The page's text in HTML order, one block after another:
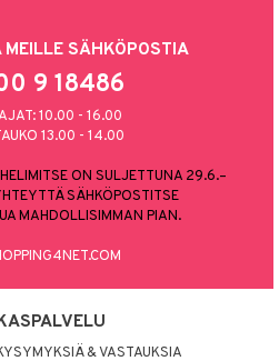
MEILLE SÄHKÖPOSTIA
9 18486
10.00 - 16.00
13.00 - 14.00
ON SULJETTUNA 29.6.–
SÄHKÖPOSTITSE
MAHDOLLISIMMAN PIAN.
& VASTAUKSIA